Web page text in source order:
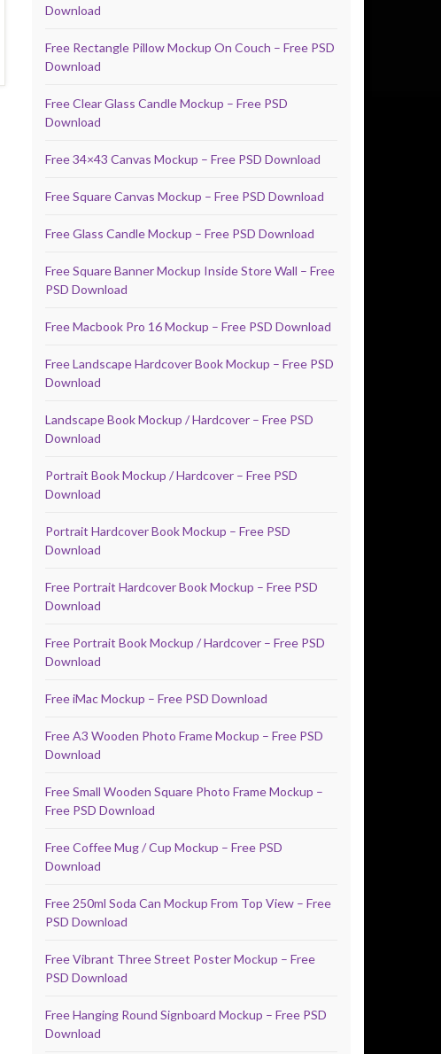
Download
Free Rectangle Pillow Mockup On Couch – Free PSD
Download
Free Clear Glass Candle Mockup – Free PSD
Download
Free 34×43 Canvas Mockup – Free PSD Download
Free Square Canvas Mockup – Free PSD Download
Free Glass Candle Mockup – Free PSD Download
Free Square Banner Mockup Inside Store Wall – Free
PSD Download
Free Macbook Pro 16 Mockup – Free PSD Download
Free Landscape Hardcover Book Mockup – Free PSD
Download
Landscape Book Mockup / Hardcover – Free PSD
Download
Portrait Book Mockup / Hardcover – Free PSD
Download
Portrait Hardcover Book Mockup – Free PSD
Download
Free Portrait Hardcover Book Mockup – Free PSD
Download
Free Portrait Book Mockup / Hardcover – Free PSD
Download
Free iMac Mockup – Free PSD Download
Free A3 Wooden Photo Frame Mockup – Free PSD
Download
Free Small Wooden Square Photo Frame Mockup –
Free PSD Download
Free Coffee Mug / Cup Mockup – Free PSD
Download
Free 250ml Soda Can Mockup From Top View – Free
PSD Download
Free Vibrant Three Street Poster Mockup – Free
PSD Download
Free Hanging Round Signboard Mockup – Free PSD
Download